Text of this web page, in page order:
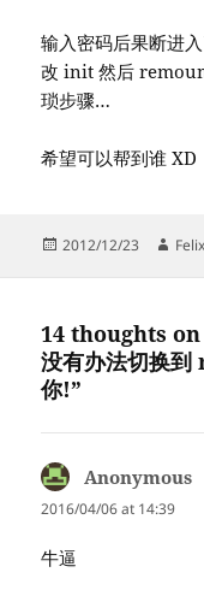
输入密码后果断进
改 init 然后
琐步骤…
希望可以帮到谁 XD
Posted
2012/12/23
14 thoughts on
没有办法切换
你!”
Anonymous
2016/04/06 at 14:39
牛逼